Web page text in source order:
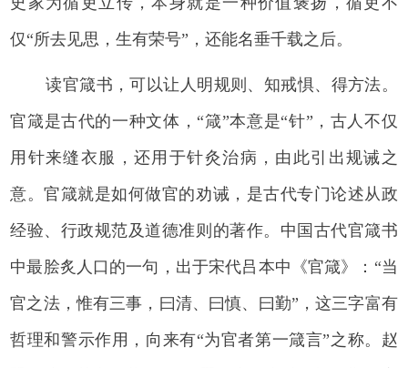
仅“所去见思，生有荣号”，还能名垂千载之后。
读官箴书，可以让人明规则、知戒惧、得方法。
官箴是古代的一种文体，“箴”本意是“针”，古人不仅
用针来缝衣服，还用于针灸治病，由此引出规诫之
意。官箴就是如何做官的劝诫，是古代专门论述从政
经验、行政规范及道德准则的著作。中国古代官箴书
中最脍炙人口的一句，出于宋代吕本中《官箴》：“当
官之法，惟有三事，曰清、曰慎、曰勤”，这三字富有
哲理和警示作用，向来有“为官者第一箴言”之称。赵